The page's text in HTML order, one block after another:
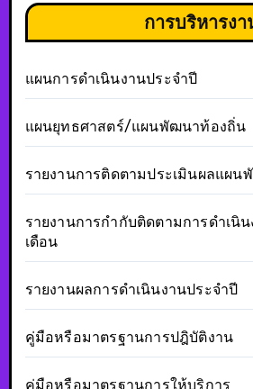
การบริหารงา
แผนการดำเนินงานประจำปี
แผนยุทธศาสตร์/แผนพัฒนาท้องถิ่น
รายงานการติดตามประเมินผลแผน
รายงานการกำกับติดตามการดำเนิ
เดือน
รายงานผลการดำเนินงานประจำปี
คู่มือหรือมาตรฐานการปฎิบัติงาน
คู่มือหรือมาตรฐานการให้บริการ